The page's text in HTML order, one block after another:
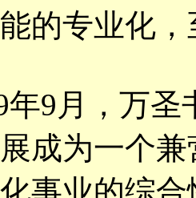
的专业化
月，万圣
成为一个